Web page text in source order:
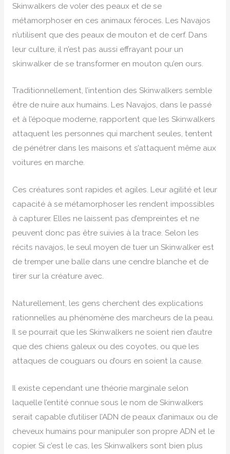
Skinwalkers de voler des peaux et de se
métamorphoser en ces animaux féroces. Les Navajos
n’utilisent que des peaux de mouton et de cerf. Dans
leur culture, il n’est pas aussi effrayant pour un
skinwalker de se transformer en mouton qu’en ours.
Traditionnellement, l’intention des Skinwalkers semble
être de nuire aux humains. Les Navajos, dans le passé
et à l’époque moderne, rapportent que les Skinwalkers
attaquent les personnes qui marchent seules, tentent
de pénétrer dans les maisons et s’attaquent même aux
voitures en marche.
Ces créatures sont rapides et agiles. Leur agilité et leur
capacité à se métamorphoser les rendent impossibles
à capturer. Elles ne laissent pas d’empreintes et ne
peuvent donc pas être suivies à la trace. Selon les
récits navajos, le seul moyen de tuer un Skinwalker est
de tremper une balle dans une cendre blanche et de
tirer sur la créature avec.
Naturellement, les gens cherchent des explications
rationnelles au phénomène des marcheurs de la peau.
Il se pourrait que les Skinwalkers ne soient rien d’autre
que des chiens galeux ou des coyotes, ou que les
attaques de couguars ou d’ours en soient la cause.
Il existe cependant une théorie marginale selon
laquelle l’entité connue sous le nom de Skinwalkers
serait capable d’utiliser l’ADN de peaux d’animaux ou de
cheveux humains pour manipuler son propre ADN et le
copier. Si c’est le cas, les Skinwalkers sont bien plus